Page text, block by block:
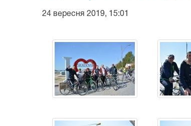
24 вересня 2019, 15:01